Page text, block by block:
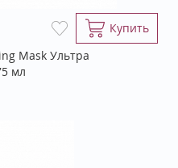
Купить
Mask Ультра
мл